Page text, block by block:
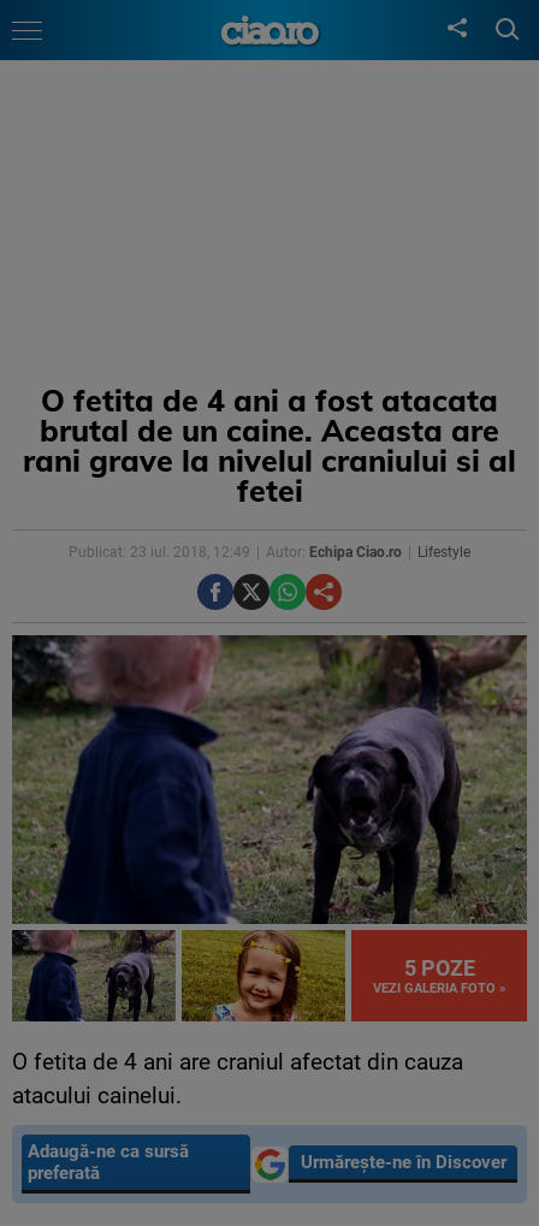
O fetita de 4 ani a fost atacata
brutal de un caine. Aceasta are
rani grave la nivelul craniului si al
fetei
Publicat: 23 iul. 2018, 12:49 Autor: Echipa Ciao.ro Lifestyle
5 POZE
VEZI GALERIA FOTO »
O fetita de 4 ani are craniul afectat din cauza
atacului cainelui.
Adaugă-ne ca sursă
preferată
Urmărește-ne în Discover